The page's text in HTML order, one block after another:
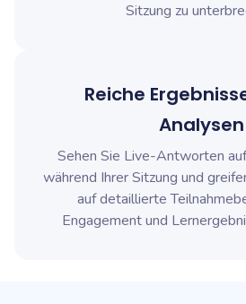
Sitzung zu
Reiche
Analysen
Sehen Sie Live-Antworten
während Ihrer Sitzung und
auf detaillierte
Engagement und